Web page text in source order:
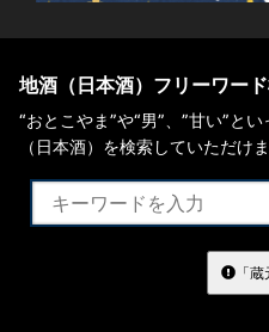
地酒（日本酒）フリーワー
“おとこやま”や“男”、”甘い”と
（日本酒）を検索していただけま
「